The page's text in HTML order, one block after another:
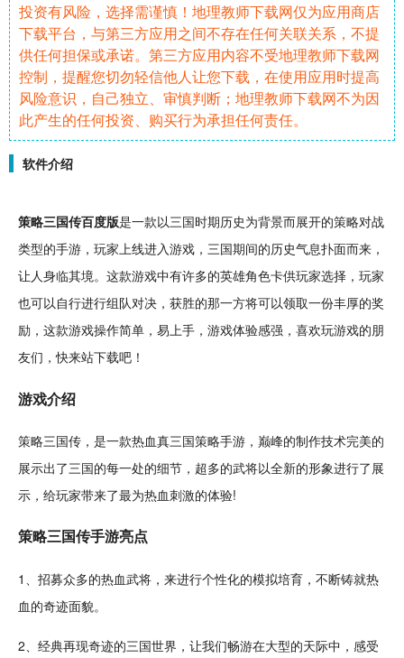
投资有风险，选择需谨慎！地理教师下载网仅为应用商店
下载平台，与第三方应用之间不存在任何关联关系，不提
供任何担保或承诺。第三方应用内容不受地理教师下载网
控制，提醒您切勿轻信他人让您下载，在使用应用时提高
风险意识，自己独立、审慎判断；地理教师下载网不为因
此产生的任何投资、购买行为承担任何责任。
软件介绍
策略三国传百度版是一款以三国时期历史为背景而展开的策略对战
类型的手游 ，玩家上线进入游戏，三国期间的历史气息扑面而来，
让人身临其境。这款游戏中有许多的英雄角色卡供玩家选择，玩家
也可以自行进行组队对决 ，获胜的那一方将可以领取一份丰厚的奖
励 ，这款游戏操作简单 ，易上手，游戏体验感强，喜欢玩游戏的朋
友们，快来站下载吧！
游戏介绍
策略三国传，是一款热血真三国策略手游，巅峰的制作技术完美的
展示出了三国的每一处的细节，超多的武将以全新的形象进行了展
示，给玩家带来了最为热血刺激的体验!
策略三国传手游亮点
1、招募众多的热血武将，来进行个性化的模拟培育，不断铸就热
血的奇迹面貌。
2、 经典再现奇迹的三国世界，让我们畅游在大型的天际中，感受